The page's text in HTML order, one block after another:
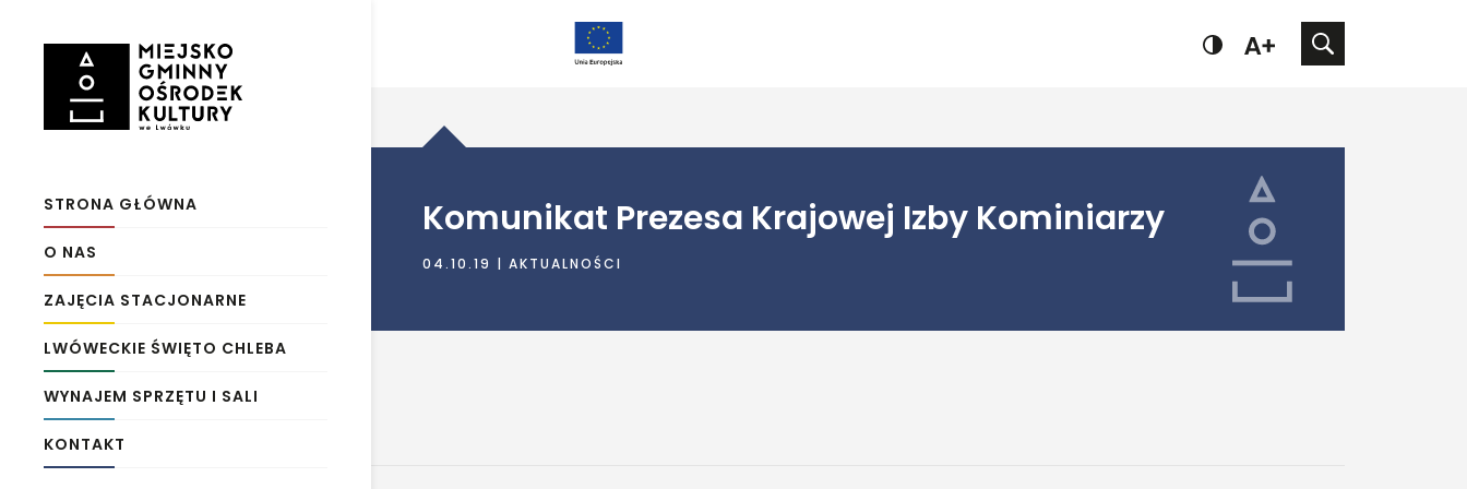
STRONA GŁÓWNA
O NAS
ZAJĘCIA STACJONARNE
LWÓWECKIE ŚWIĘTO CHLEBA
WYNAJEM SPRZĘTU I SALI
KONTAKT
Komunikat Prezesa Krajowej Izby Kominiarzy
04.10.19 | AKTUALNOŚCI